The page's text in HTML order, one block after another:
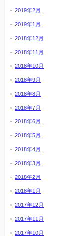
2019年2月
2019年1月
2018年12月
2018年11月
2018年10月
2018年9月
2018年8月
2018年7月
2018年6月
2018年5月
2018年4月
2018年3月
2018年2月
2018年1月
2017年12月
2017年11月
2017年10月